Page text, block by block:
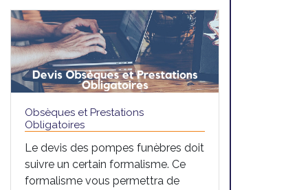
Obsèques et Prestations
Obligatoires
Le devis des pompes funèbres doit
suivre un certain formalisme. Ce
formalisme vous permettra de